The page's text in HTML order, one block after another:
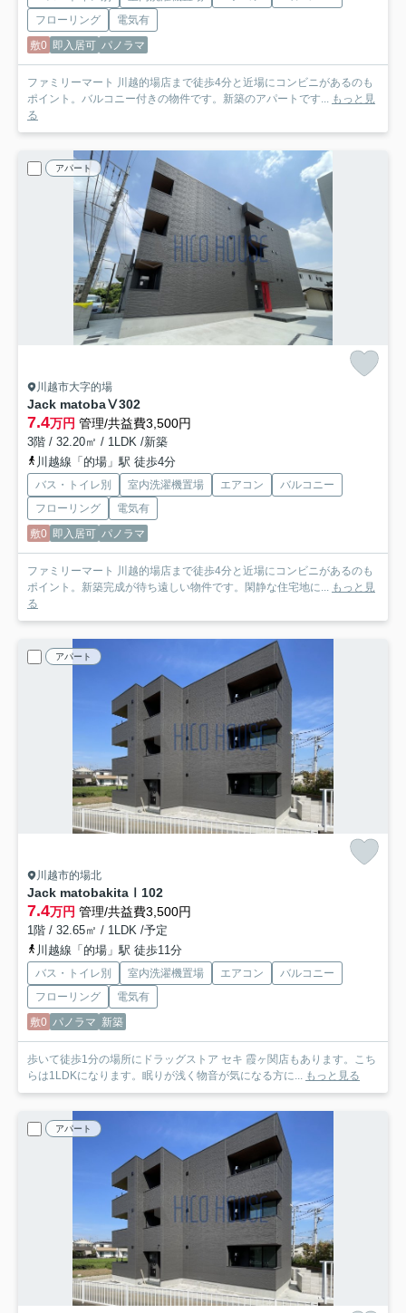
フローリング
電気有
敷0 即入居可 パノラマ
ファミリーマート 川越的場店まで徒歩4分と近場にコンビニがあるのも
ポイント。バルコニー付きの物件です。新築のアパートです... もっと見
る
アパート
川越市大字的場
Jack matobaⅤ302
7.4万円 管理/共益費3,500円
3階 / 32.20㎡ / 1LDK /新築
川越線「的場」駅 徒歩4分
バス・トイレ別 室内洗濯機置場 エアコン
バルコニー
フローリング
電気有
敷0 即入居可 パノラマ
ファミリーマート 川越的場店まで徒歩4分と近場にコンビニがあるのも
ポイント。新築完成が待ち遠しい物件です。閑静な住宅地に... もっと見
る
アパート
川越市的場北
Jack matobakitaⅠ 102
7.4万円 管理/共益費3,500円
1階 / 32.65㎡ / 1LDK /予定
川越線「的場」駅 徒歩11分
バス・トイレ別 室内洗濯機置場 エアコン
バルコニー
フローリング
電気有
敷0 パノラマ 新築
歩いて徒歩1分の場所にドラッグストア セキ 霞ヶ関店もあります。こち
らは1LDKになります。眠りが浅く物音が気になる方に... もっと見る
アパート